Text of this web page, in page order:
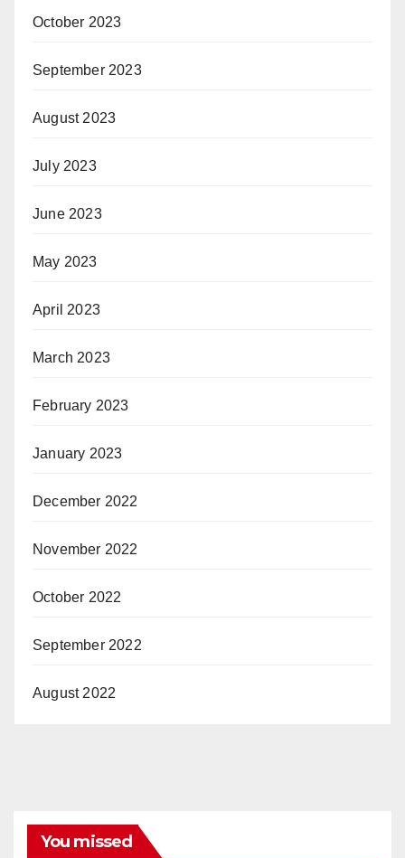
October 2023
September 2023
August 2023
July 2023
June 2023
May 2023
April 2023
March 2023
February 2023
January 2023
December 2022
November 2022
October 2022
September 2022
August 2022
You missed